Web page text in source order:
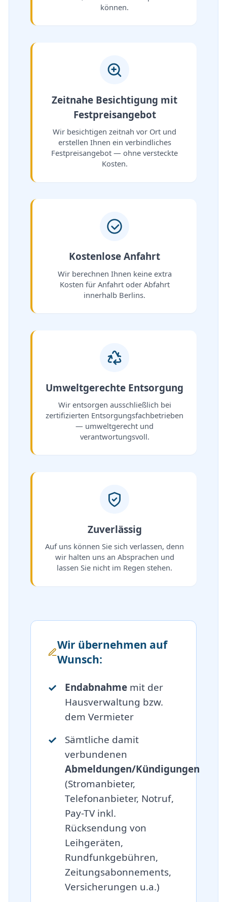
können.
Zeitnahe Besichtigung mit
Festpreisangebot
Wir besichtigen zeitnah vor Ort und
erstellen Ihnen ein verbindliches
Festpreisangebot — ohne versteckte
Kosten.
Kostenlose Anfahrt
Wir berechnen Ihnen keine extra
Kosten für Anfahrt oder Abfahrt
innerhalb Berlins.
Umweltgerechte Entsorgung
Wir entsorgen ausschließlich bei
zertifizierten Entsorgungsfachbetrieben
— umweltgerecht und
verantwortungsvoll.
Zuverlässig
Auf uns können Sie sich verlassen, denn
wir halten uns an Absprachen und
lassen Sie nicht im Regen stehen.
Wir übernehmen auf
Wunsch:
Endabnahmemit der
Hausverwaltung bzw.
dem Vermieter
Sämtliche damit
verbundenen
Abmeldungen/Kündigungen
(Stromanbieter,
Telefonanbieter, Notruf,
Pay-TV inkl.
Rücksendung von
Leihgeräten,
Rundfunkgebühren,
Zeitungsabonnements,
Versicherungen u.a.)